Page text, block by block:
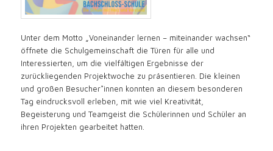
Unter dem Motto „Voneinander lernen – miteinander wachsen“
öffnete die Schulgemeinschaft die Türen für alle und
Interessierten, um die vielfältigen Ergebnisse der
zurückliegenden Projektwoche zu präsentieren. Die kleinen
und großen Besucher*innen konnten an diesem besonderen
Tag eindrucksvoll erleben, mit wie viel Kreativität,
Begeisterung und Teamgeist die Schülerinnen und Schüler an
ihren Projekten gearbeitet hatten.